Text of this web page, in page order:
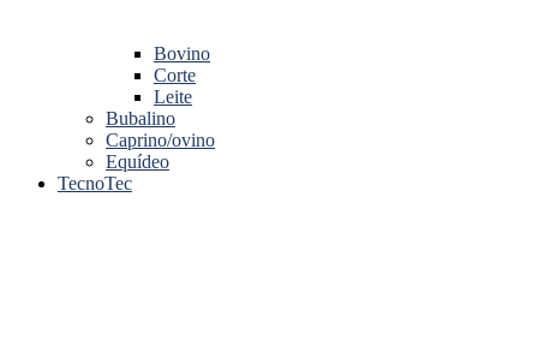
Bovino
Corte
Leite
Bubalino
Caprino/ovino
Equídeo
TecnoTec